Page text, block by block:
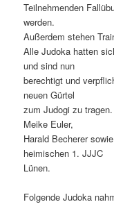
Teilnehmenden
werden.
Außerdem stehen
Alle Judoka hatten
und sind nun
berechtigt und
neuen Gürtel
zum Judogi zu
Meike Euler,
Harald Becherer
heimischen 1. JJJC
Lünen.
Folgende Judoka